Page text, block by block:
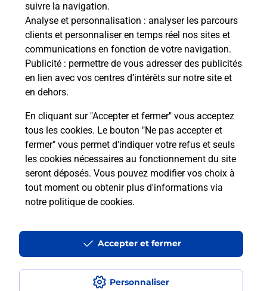
suivre la navigation.
Analyse et personnalisation : analyser les parcours
clients et personnaliser en temps réel nos sites et
communications en fonction de votre navigation.
Publicité : permettre de vous adresser des publicités
en lien avec vos centres d’intérêts sur notre site et
en dehors.
En cliquant sur "Accepter et fermer" vous acceptez
tous les cookies. Le bouton "Ne pas accepter et
fermer" vous permet d'indiquer votre refus et seuls
les cookies nécessaires au fonctionnement du site
seront déposés. Vous pouvez modifier vos choix à
tout moment ou obtenir plus d'informations via
notre politique de cookies.
Personnaliser
Accepter et fermer
Besoin d’un système de téléassistance à l’intérieur
et/ou à l’extérieur de votre domicile ? Découvrez
les offres téléalarme dans votre bureau de Poste à
LA JAVIE.
En savoir plus
Alpes-de-Haute-Provence
LA JAVIE
Accessibilité : partiellement conforme
Conditions contractuelles